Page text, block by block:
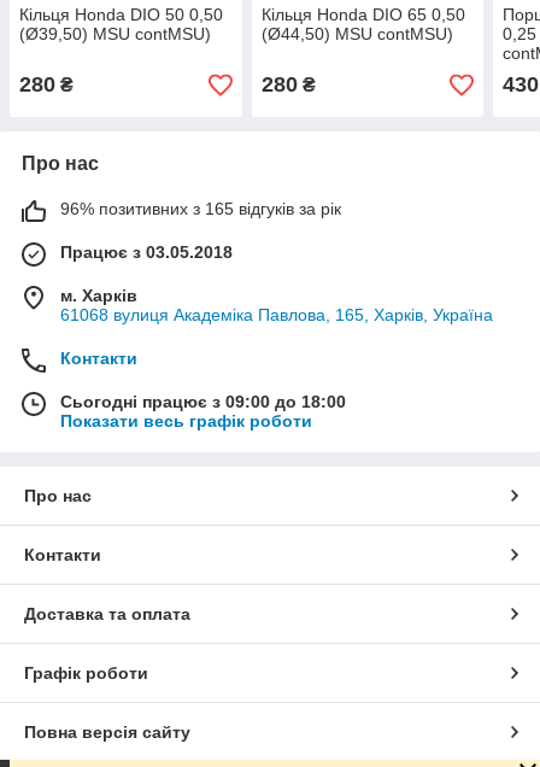
Кільця Honda DIO 50 0,50
(Ø39,50) MSU contMSU)
280 ₴
Кільця Honda DIO 65 0,50
(Ø44,50) MSU contMSU)
280₴ 430
Про нас
96% позитивних з 165 відгуків за рік
Працює з 03.05.2018
м. Харків
61068 вулиця Академіка Павлова, 165, Харків, Україна
Контакти
Сьогодні працює з 09:00 до 18:00
Показати весь графік роботи
Про нас
Контакти
Доставка та оплата
Графік роботи
Повна версія сайту